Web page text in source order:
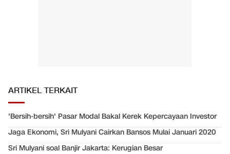
ARTIKEL TERKAIT
'Bersih-bersih' Pasar Modal Bakal Kerek Kepercayaan Investor
Jaga Ekonomi, Sri Mulyani Cairkan Bansos Mulai Januari 2020
Sri Mulyani soal Banjir Jakarta: Kerugian Besar